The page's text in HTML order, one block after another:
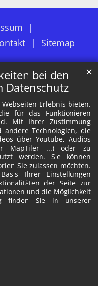
bei den
Datenschutz
Erlebnis bieten.
für das Funktionieren
Mit Ihrer Zustimmung
andere Technologien, die
über Youtube, Audios
MapTiler ...) oder zu
werden. Sie können
Sie zulassen möchten.
Ihrer Einstellungen
der Seite zur
und die Möglichkeit
finden Sie in unserer
✕
Sitemap